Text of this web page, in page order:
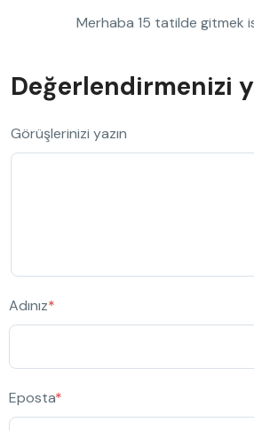
Merhaba 15 tatilde gitmek
Değerlendirmenizi
Görüşlerinizi yazın
Adınız*
Eposta*